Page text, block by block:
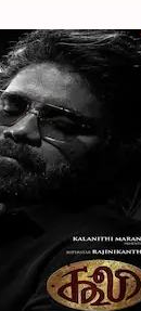
ఈ
నాగార్జునఈ
పాత్ర